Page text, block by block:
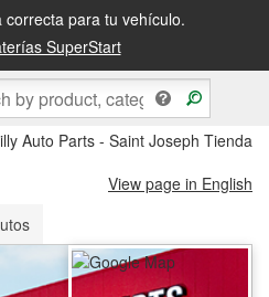
para tu vehículo.
SuperStart
siguiente o recógela en la tienda
Auto Parts - Saint Joseph Tienda
View page in English